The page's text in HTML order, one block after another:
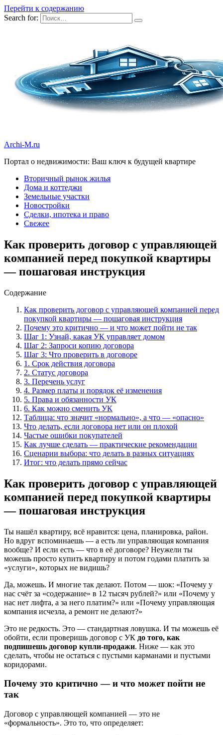
Перейти к содержанию
Search for:
Archi-M.ru
Портал о недвижимости: Ваш ключ к будущей квартире
Вторичный рынок жилья
Дома и коттеджи
Земельные участки
Новостройки
Сделки, ипотека и право
Свежее
Как проверить договор с управляющей
компанией перед покупкой квартиры
— пошаговая инструкция
Содержание
Как проверить договор с управляющей компанией перед
покупкой квартиры — пошаговая инструкция
Почему это критично — и что может пойти не так
Шаг 1: Узнай, какая УК управляет домом
Шаг 2: Запроси копию договора
Шаг 3: Что проверить в договоре
1. Срок действия договора
2. Статус договора
3. Перечень услуг
4. Размер платы и порядок её изменения
5. Права и обязанности УК
6. Как можно сменить УК
Таблица: что значит «нормально», а что — «опасно»
Что делать, если договора нет или он плохой
Частые ошибки покупателей
Как лучше сделать — практические рекомендации
Сценарии выбора: что делать в разных ситуациях
Итог: что делать прямо сейчас
Как проверить договор с управляющей
компанией перед покупкой квартиры
— пошаговая инструкция
Ты нашёл квартиру, всё нравится: цена, планировка, район.
Но вдруг вспоминаешь — а есть ли управляющая компания
вообще? И если есть — что в её договоре? Неужели ты
можешь просто купить квартиру и потом годами платить за
«услуги», которых не видишь?
Да, можешь. И многие так делают. Потом — шок: «Почему у
нас счёт за «содержание» в 12 тысяч рублей?» или «Почему у
нас нет лифта, а за него платим?» или «Почему управляющая
компания исчезла, а ремонт не делают?»
Это не редкость. Это — стандартная ловушка. И ты можешь её
обойти, если проверишь договор с УК до того, как
подпишешь договор купли-продажи. Ниже — как это
сделать, чтобы не остаться с пустыми карманами и пустыми
коридорами.
Почему это критично — и что может пойти не
так
Договор с управляющей компанией — это не
«формальность». Это то, что определяет: